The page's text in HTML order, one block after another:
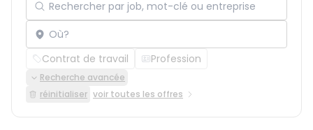
Localisation
Contrat de travail Profession
Recherche avancée
réinitialiser voir toutes les offres